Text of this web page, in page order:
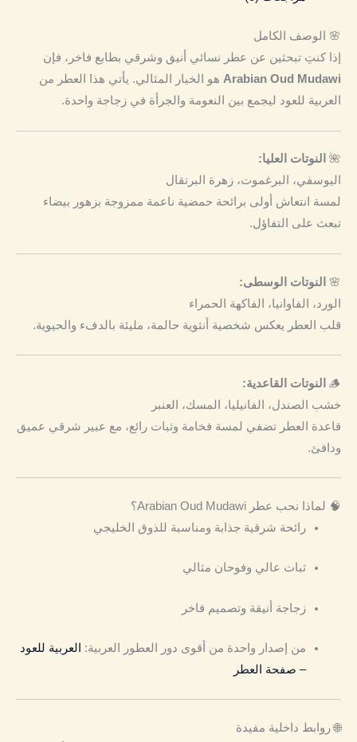
🌸 الوصف الكامل
إذا كنتِ تبحثين عن عطر نسائي أنيق وشرقي بطابع فاخر، فإن
Arabian Oud Mudawi هو الخيار المثالي. يأتي هذا العطر من
العربية للعود ليجمع بين النعومة والجرأة في زجاجة واحدة.
🌺 النوتات العليا:
اليوسفي، البرغموت، زهرة البرتقال
لمسة انتعاش أولى برائحة حمضية ناعمة ممزوجة بزهور بيضاء
تبعث على التفاؤل.
🌸
النوتات الوسطى:
الورد، الفاوانيا، الفاكهة الحمراء
قلب العطر يعكس شخصية أنثوية حالمة، مليئة بالدفء والحيوية.
🪵 النوتات القاعدية:
خشب الصندل، الفانيليا، المسك، العنبر
قاعدة العطر تضفي لمسة فخامة وثبات رائع، مع عبير شرقي عميق
ودافئ.
🧠 لماذا نحب عطر Arabian Oud Mudawi؟
رائحة شرقية جذابة ومناسبة للذوق الخليجي
ثبات عالي وفوحان مثالي
زجاجة أنيقة وتصميم فاخر
من إصدار واحدة من أقوى دور العطور العربية:
العربية للعود
– صفحة العطر
🌐 روابط داخلية مفيدة